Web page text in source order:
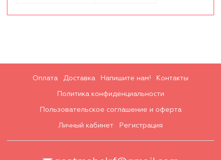
Оплата Доставка Напишите нам! Контакты
Политика конфиденциальности
Пользовательское соглашение и оферта
Личный кабинет Регистрация